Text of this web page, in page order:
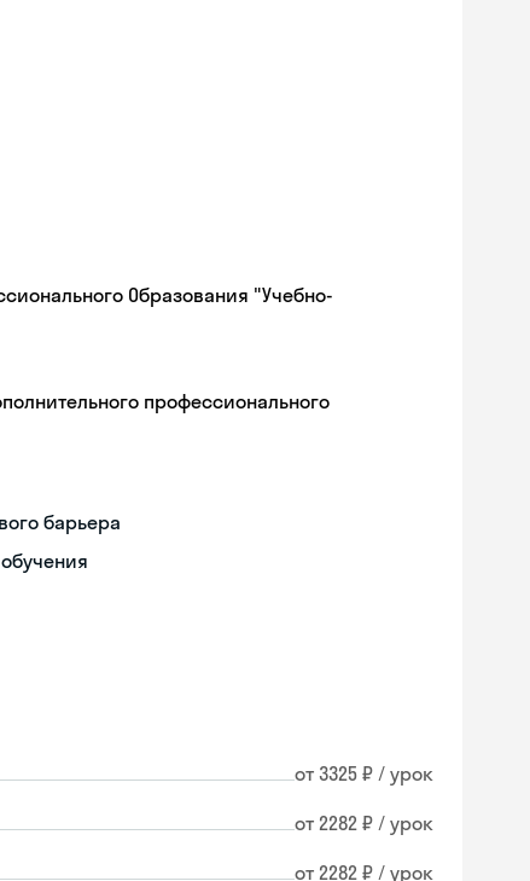
Образования "Учебно-
профессионального
барьера
от 3325 ₽ / урок
от 2282 ₽ / урок
от 2282 ₽ / урок